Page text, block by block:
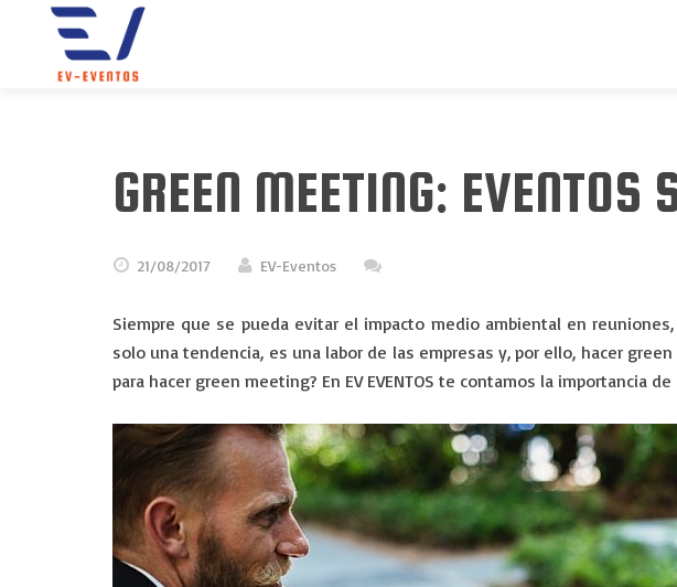
GREEN MEETING:
21/08/2017 EV-Eventos
Siempre que se pueda evitar el impacto medio ambiental en
solo una tendencia, es una labor de las empresas y, por ello, hacer
para hacer green meeting? En EV EVENTOS te contamos la importancia